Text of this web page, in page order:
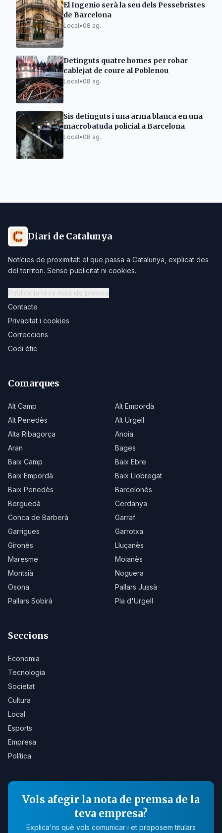
El Ingenio serà la seu dels Pessebristes
de Barcelona
Local• 08 ag.
Detinguts quatre homes per robar
cablejat de coure al Poblenou
Local• 08 ag.
Sis detinguts i una arma blanca en una
macrobatuda policial a Barcelona
Local• 08 ag.
Diari de Catalunya
Notícies de proximitat: el que passa a Catalunya, explicat des
del territori. Sense publicitat ni cookies.
Publica la teva nota de premsa
Contacte
Privacitat i cookies
Correccions
Codi ètic
Comarques
Alt Camp
Alt Empordà
Alt Penedès
Alt Urgell
Alta Ribagorça
Anoia
Aran
Bages
Baix Camp
Baix Ebre
Baix Empordà
Baix Llobregat
Baix Penedès
Barcelonès
Berguedà
Cerdanya
Conca de Barberà
Garraf
Garrigues
Garrotxa
Gironès
Lluçanès
Maresme
Moianès
Montsià
Noguera
Osona
Pallars Jussà
Pallars Sobirà
Pla d'Urgell
Seccions
Economia
Tecnologia
Societat
Cultura
Local
Esports
Empresa
Política
Vols afegir la nota de premsa de la
teva empresa?
Explica'ns què vols comunicar i et proposem titulars